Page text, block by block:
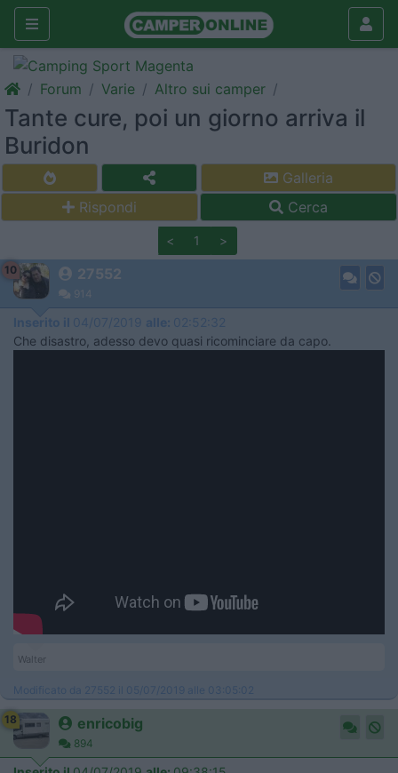
Forum Varie Altro sui camper
Tante cure, poi un giorno arriva il
Buridon
Galleria
Rispondi
Cerca
< 1 >
10 27552
914
Inserito il 04/07/2019 alle: 02:52:32
Che disastro, adesso devo quasi ricominciare da capo.
Walter
Modificato da 27552 il 05/07/2019 alle 03:05:02
18 enricobig
894